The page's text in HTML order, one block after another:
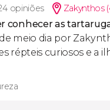
opiniões Zakynthos
conhecer as
meio dia por
répteis curiosos e a